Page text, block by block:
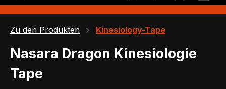
Zu den Produkten Kinesiology-Tape
Nasara Dragon Kinesiologie
Tape